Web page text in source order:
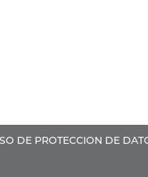
DE PROTECCION DE